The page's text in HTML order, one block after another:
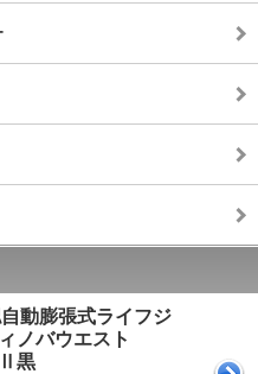
動膨張式ライフジ
ノバウエスト
黒